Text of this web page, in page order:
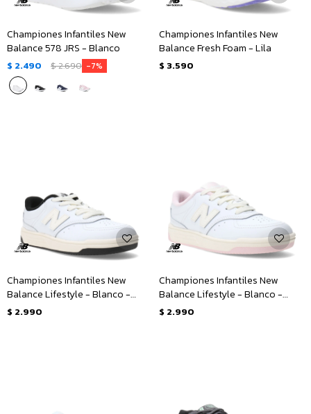
Championes Infantiles New
Balance 578 JRS - Blanco
$ 2.490 $2.690 7
Championes Infantiles New
Balance Fresh Foam - Lila
$ 3.590
Championes Infantiles New
Balance Lifestyle - Blanco -
Nude - Negro
$ 2.990
Championes Infantiles New
Balance Lifestyle - Blanco -
Natural - Rosado
$ 2.990